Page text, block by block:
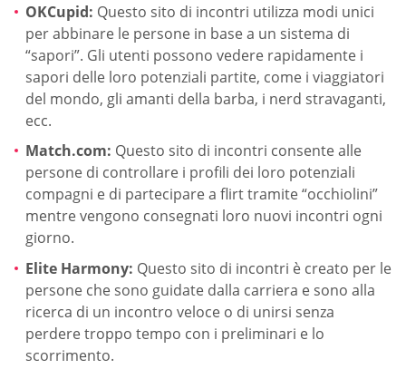
OKCupid: Questo sito di incontri utilizza modi unici
per abbinare le persone in base a un sistema di
“sapori”. Gli utenti possono vedere rapidamente i
sapori delle loro potenziali partite, come i viaggiatori
del mondo, gli amanti della barba, i nerd stravaganti,
ecc.
Match.com: Questo sito di incontri consente alle
persone di controllare i profili dei loro potenziali
compagni e di partecipare a flirt tramite “occhiolini”
mentre vengono consegnati loro nuovi incontri ogni
giorno.
Elite Harmony: Questo sito di incontri è creato per le
persone che sono guidate dalla carriera e sono alla
ricerca di un incontro veloce o di unirsi senza
perdere troppo tempo con i preliminari e lo
scorrimento.